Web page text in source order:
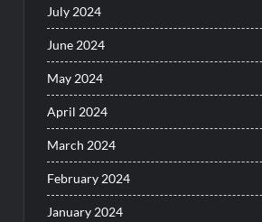
July 2024
June 2024
May 2024
April 2024
March 2024
February 2024
January 2024